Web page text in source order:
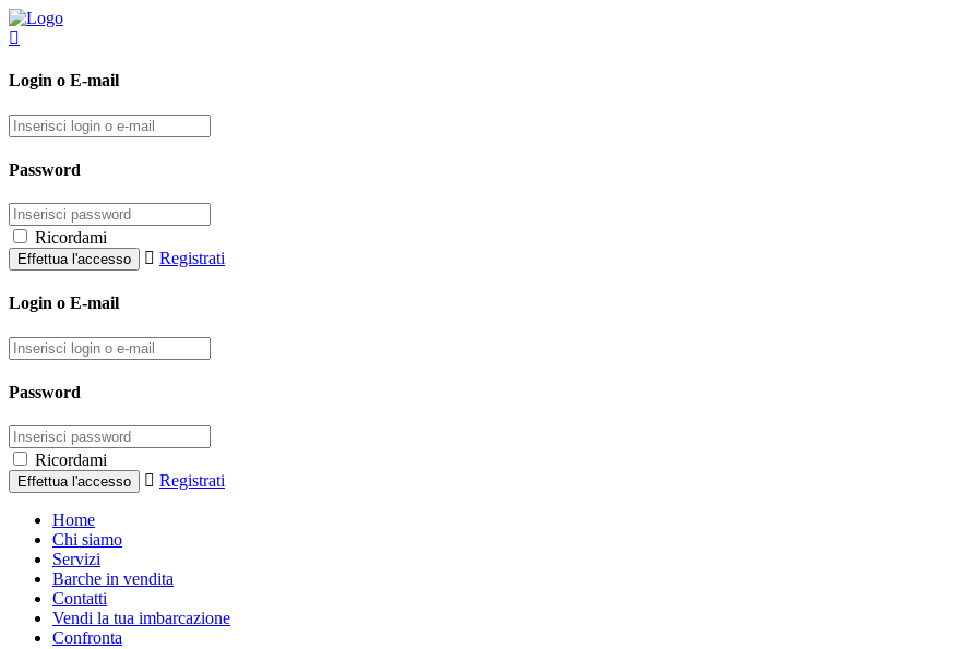
Login o E-mail
Password
Ricordami
Registrati
Login o E-mail
Password
Ricordami
Registrati
Home
Chi siamo
Servizi
Barche in vendita
Contatti
Vendi la tua imbarcazione
Confronta